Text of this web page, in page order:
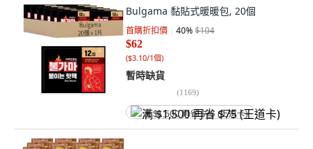
Bulgama 黏貼式暖暖包, 20個
首購折扣價 40%$104
$62
($3.10/1個)
暫時缺貨
(1169)
满 $1,500 再省 $75 (王道卡)